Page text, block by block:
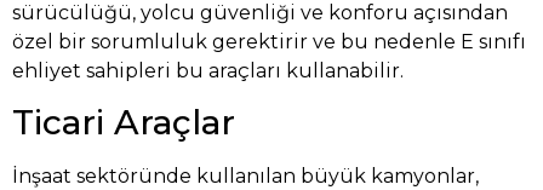
sürücülüğü, yolcu güvenliği ve konforu açısından
özel bir sorumluluk gerektirir ve bu nedenle E sınıfı
ehliyet sahipleri bu araçları kullanabilir.
Ticari Araçlar
İnşaat sektöründe kullanılan büyük kamyonlar,